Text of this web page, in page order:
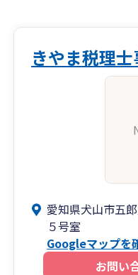
きやま税理
愛知県犬山市五
５号室
Googleマップを
お問い